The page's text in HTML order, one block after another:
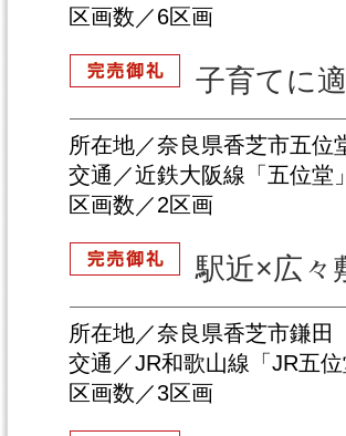
区画数／6区画
子育てに
所在地／奈良県香芝市五位
交通／近鉄大阪線「五位堂
区画数／2区画
駅近×広々
所在地／奈良県香芝市鎌田
交通／JR和歌山線「JR五
区画数／3区画